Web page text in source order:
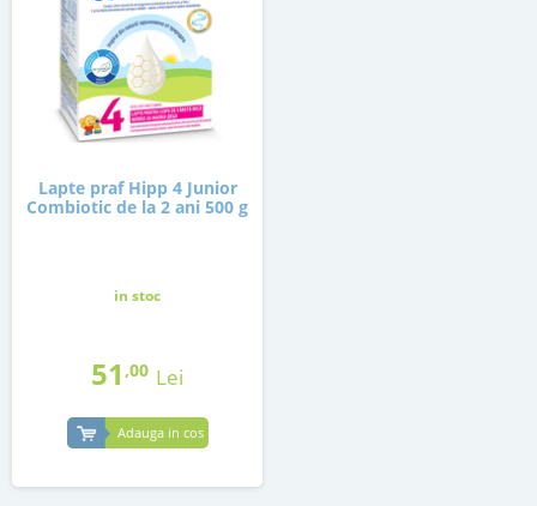
Lapte praf Hipp 4 Junior
Combiotic de la 2 ani 500 g
in stoc
51 ,00 Lei
Adauga in cos